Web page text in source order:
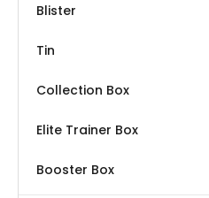
Blister
Tin
Collection Box
Elite Trainer Box
Booster Box